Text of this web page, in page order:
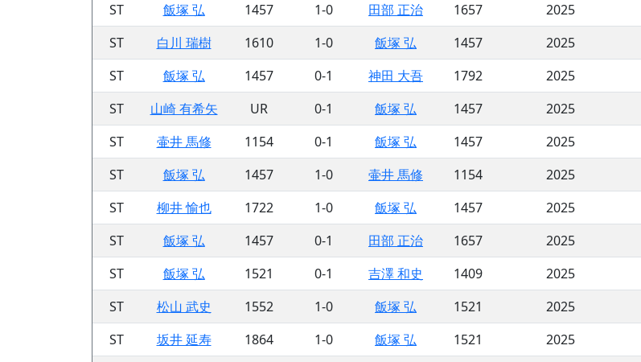
ST 飯塚 弘 1457 1-0 田部 正治 1657
2025
ST
白川 瑞樹 1610 1-0 飯塚 弘 1457
2025
ST
飯塚 弘 1457 0-1 神田 大吾 1792
2025
ST
山崎 有希矢 UR 0-1 飯塚 弘 1457
2025
ST
壷井 馬修 1154 0-1 飯塚 弘 1457
2025
ST
飯塚 弘 1457 1-0 壷井 馬修 1154
2025
ST
柳井 愉也 1722 1-0 飯塚 弘 1457
2025
ST
飯塚 弘 1457 0-1 田部 正治 1657
2025
ST
飯塚 弘 1521 0-1 吉澤 和史 1409
2025
ST
松山 武史 1552 1-0 飯塚 弘 1521
2025
ST
坂井 延寿 1864 1-0 飯塚 弘 1521
2025